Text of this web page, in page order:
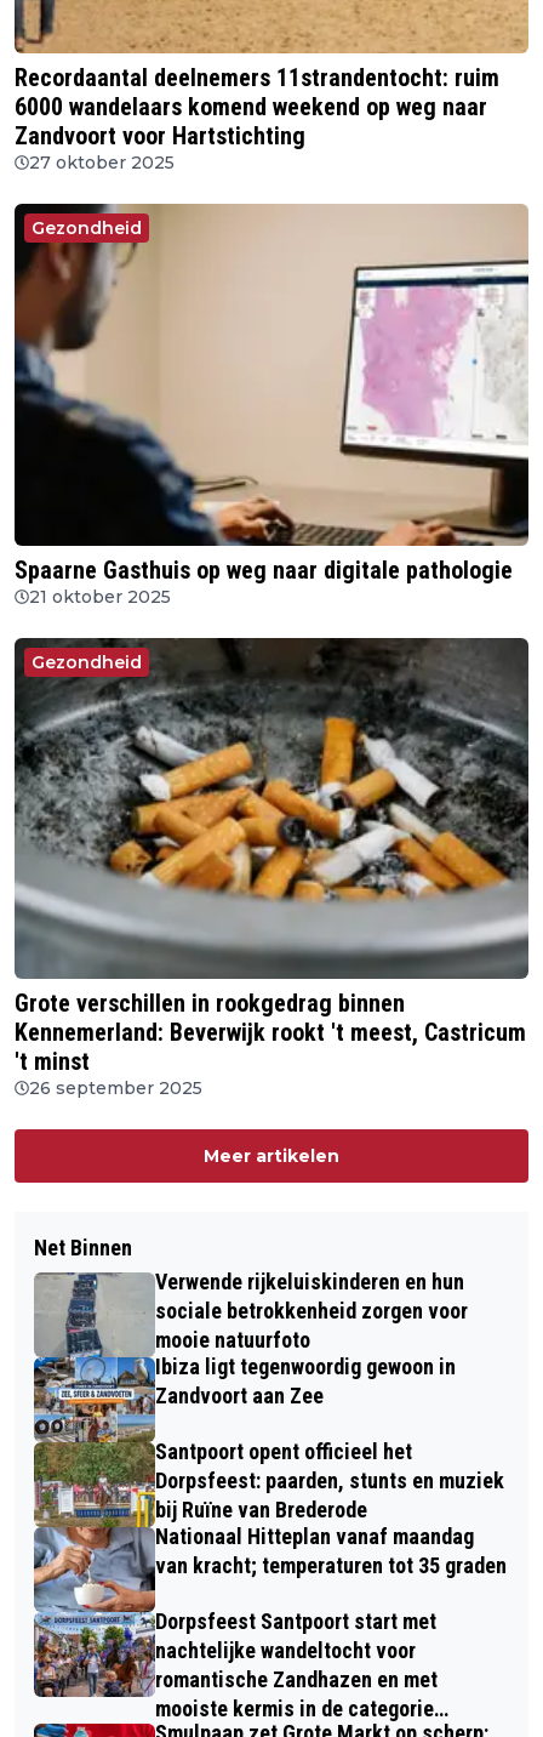
Recordaantal deelnemers 11strandentocht: ruim
6000 wandelaars komend weekend op weg naar
Zandvoort voor Hartstichting
27 oktober 2025
Gezondheid
Spaarne Gasthuis op weg naar digitale pathologie
21 oktober 2025
Gezondheid
Grote verschillen in rookgedrag binnen
Kennemerland: Beverwijk rookt 't meest, Castricum
't minst
26 september 2025
Meer artikelen
Net Binnen
Verwende rijkeluiskinderen en hun
sociale betrokkenheid zorgen voor
mooie natuurfoto
Ibiza ligt tegenwoordig gewoon in
Zandvoort aan Zee
Santpoort opent officieel het
Dorpsfeest: paarden, stunts en muziek
bij Ruïne van Brederode
Nationaal Hitteplan vanaf maandag
van kracht; temperaturen tot 35 graden
Dorpsfeest Santpoort start met
nachtelijke wandeltocht voor
romantische Zandhazen en met
mooiste kermis in de categorie